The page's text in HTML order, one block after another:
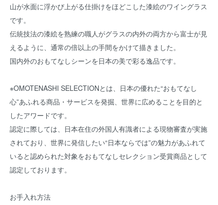
山が水面に浮かび上がる仕掛けをほどこした漆絵のワイングラス
です。
伝統技法の漆絵を熟練の職人がグラスの内外の両方から富士が見
えるように、通常の倍以上の手間をかけて描きました。
国内外のおもてなしシーンを日本の美で彩る逸品です。
※OMOTENASHI SELECTIONとは、日本の優れた“おもてなし
心”あふれる商品・サービスを発掘、世界に広めることを目的と
したアワードです。
認定に際しては、日本在住の外国人有識者による現物審査が実施
されており、世界に発信したい“日本ならでは”の魅力があふれて
いると認められた対象をおもてなしセレクション受賞商品として
認定しております。
お手入れ方法